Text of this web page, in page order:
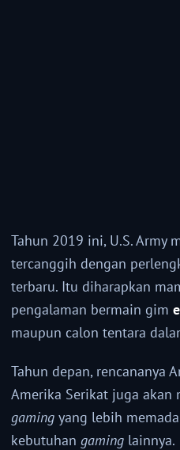
Tahun 2019 ini, U.S. Army
tercanggih dengan
terbaru. Itu diharapkan
pengalaman bermain gim
maupun calon tentara
Tahun depan, rencananya
Amerika Serikat juga akan
gaming yang lebih
kebutuhan gaming lainnya.